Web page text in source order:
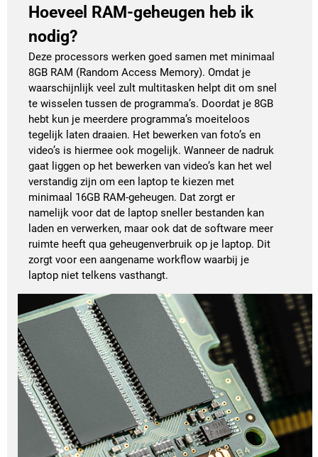
Hoeveel RAM-geheugen heb ik
nodig?
Deze processors werken goed samen met minimaal
8GB RAM (Random Access Memory). Omdat je
waarschijnlijk veel zult multitasken helpt dit om snel
te wisselen tussen de programma’s. Doordat je 8GB
hebt kun je meerdere programma’s moeiteloos
tegelijk laten draaien. Het bewerken van foto’s en
video’s is hiermee ook mogelijk. Wanneer de nadruk
gaat liggen op het bewerken van video’s kan het wel
verstandig zijn om een laptop te kiezen met
minimaal 16GB RAM-geheugen. Dat zorgt er
namelijk voor dat de laptop sneller bestanden kan
laden en verwerken, maar ook dat de software meer
ruimte heeft qua geheugenverbruik op je laptop. Dit
zorgt voor een aangename workflow waarbij je
laptop niet telkens vasthangt.